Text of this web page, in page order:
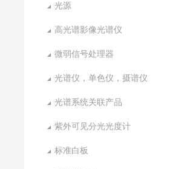
光源
高光谱影像光谱仪
微弱信号处理器
光谱仪，单色仪，摄谱仪
光谱系统关联产品
紫外可见分光光度计
标准白板